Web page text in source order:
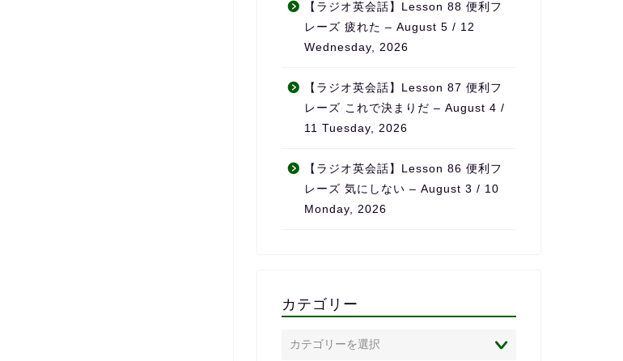
【ラジオ英会話】Lesson 88 便利フ
レーズ 疲れた – August 5 / 12
Wednesday, 2026
【ラジオ英会話】Lesson 87 便利フ
レーズ これで決まりだ – August 4 /
11 Tuesday, 2026
【ラジオ英会話】Lesson 86 便利フ
レーズ 気にしない – August 3 / 10
Monday, 2026
カテゴリー